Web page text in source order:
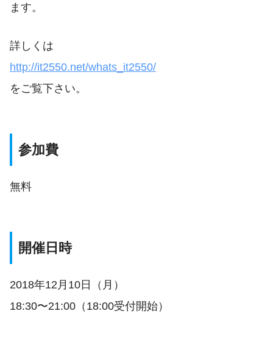
ます。
詳しくは
http://it2550.net/whats_it2550/
をご覧下さい。
参加費
無料
開催日時
2018年12月10日（月）
18:30〜21:00（18:00受付開始）